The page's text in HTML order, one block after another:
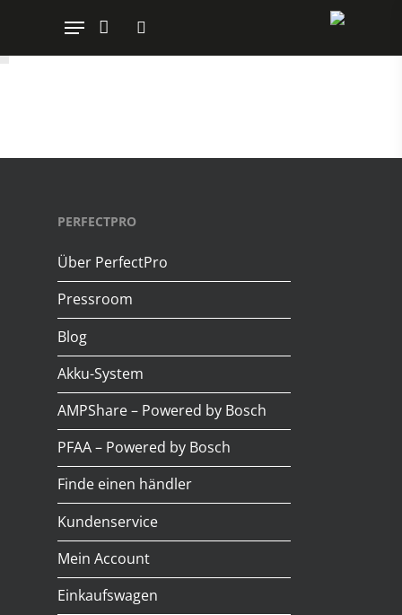
PERFECTPRO
Über PerfectPro
Pressroom
Blog
Akku-System
AMPShare – Powered by Bosch
PFAA – Powered by Bosch
Finde einen händler
Kundenservice
Mein Account
Einkaufswagen